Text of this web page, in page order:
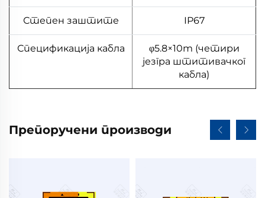
Степен заштите IP67
Спецификација кабла
φ5.8×10m (четири
језгра штитивачког
кабла)
Препоручени производи